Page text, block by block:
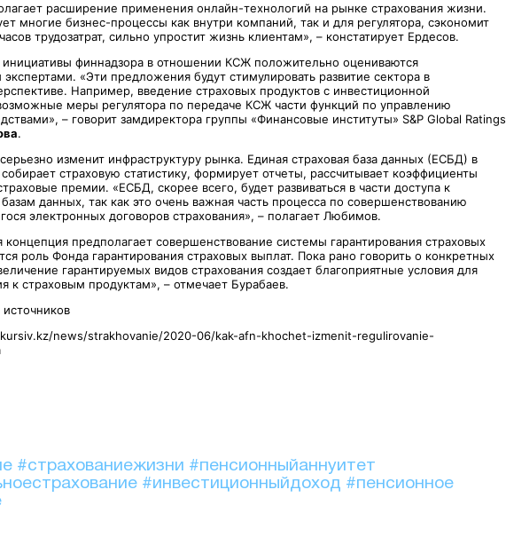
расширение применения онлайн-технологий на рынке страхования жизни.
многие бизнес-процессы как внутри компаний, так и для регулятора, сэкономит
трудозатрат, сильно упростит жизнь клиентам», – констатирует Ердесов.
инициативы финнадзора в отношении КСЖ положительно оцениваются
«Эти предложения будут стимулировать развитие сектора в
Например, введение страховых продуктов с инвестиционной
меры регулятора по передаче КСЖ части функций по управлению
– говорит замдиректора группы «Финансовые институты» S&P Global Ratings
.
изменит инфраструктуру рынка. Единая страховая база данных (ЕСБД) в
страховую статистику, формирует отчеты, рассчитывает коэффициенты
премии. «ЕСБД, скорее всего, будет развиваться в части доступа к
данных, так как это очень важная часть процесса по совершенствованию
электронных договоров страхования», – полагает Любимов.
концепция предполагает совершенствование системы гарантирования страховых
роль Фонда гарантирования страховых выплат. Пока рано говорить о конкретных
гарантируемых видов страхования создает благоприятные условия для
к страховым продуктам», – отмечает Бурабаев.
news/strakhovanie/2020-06/kak-afn-khochet-izmenit-regulirovanie-
#страхованиежизни #пенсионныйаннуитет
#инвестиционныйдоход #пенсионное